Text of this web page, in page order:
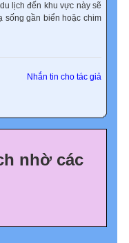
lịch đến khu vực này sẽ
sống gần biển hoặc chim
Nhắn tin cho tác giả
nhờ các